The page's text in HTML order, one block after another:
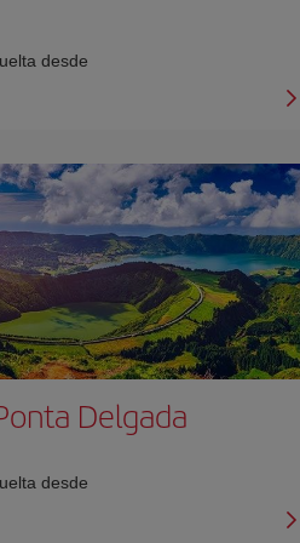
desde
Delgada
desde